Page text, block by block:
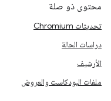
محتوى ذو صلة
تحديثات Chromium
دراسات الحالة
الأرشيف
ملفات البودكاست والعروض